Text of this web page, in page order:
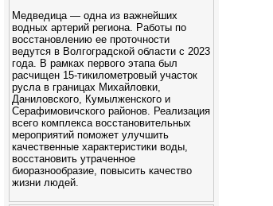
Медведица — одна из важнейших
водных артерий региона. Работы по
восстановлению ее проточности
ведутся в Волгоградской области с 2023
года. В рамках первого этапа был
расчищен 15-тикилометровый участок
русла в границах Михайловки,
Даниловского, Кумылженского и
Серафимовичского районов. Реализация
всего комплекса восстановительных
мероприятий поможет улучшить
качественные характеристики воды,
восстановить утраченное
биоразнообразие, повысить качество
жизни людей.